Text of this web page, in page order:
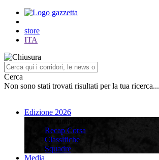
store
ITA
Cerca
Non sono stati trovati risultati per la tua ricerca...
Edizione 2026
Recap Corsa
Classifiche
Squadre
Media